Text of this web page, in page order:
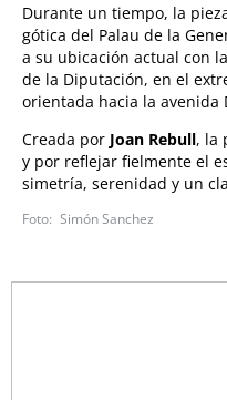
Durante un tiempo, la
gótica del Palau de la
a su ubicación actual con
de la Diputación, en el
orientada hacia la avenida
Creada por Joan Rebull, la
y por reflejar fielmente el
simetría, serenidad y un
Simón Sanchez